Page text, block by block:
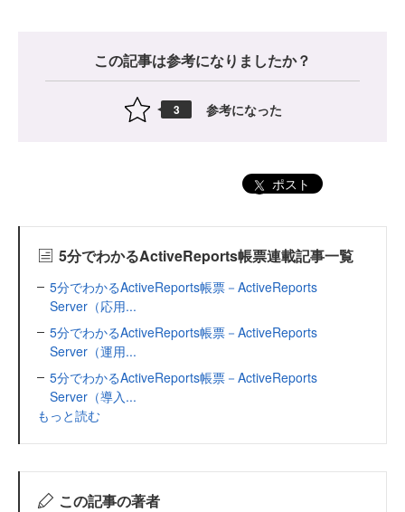
この記事は参考になりましたか？
3 参考になった
ポスト
5分でわかるActiveReports帳票連載記事一覧
5分でわかるActiveReports帳票－ActiveReports
Server（応用...
5分でわかるActiveReports帳票－ActiveReports
Server（運用...
5分でわかるActiveReports帳票－ActiveReports
Server（導入...
もっと読む
この記事の著者